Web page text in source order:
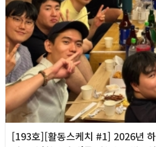
[193호][활동스케치 #1] 2026년